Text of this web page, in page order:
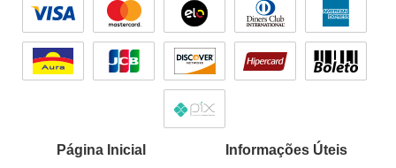
Página Inicial Informações Úteis